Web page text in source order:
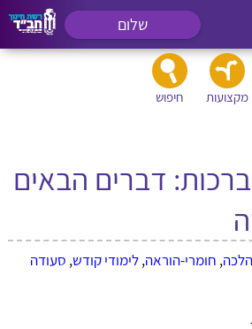
שלום
מקצועות חיפוש
דברים הבאים
הלכה, חומרי-הוראה,לימודי קודש, סעודה